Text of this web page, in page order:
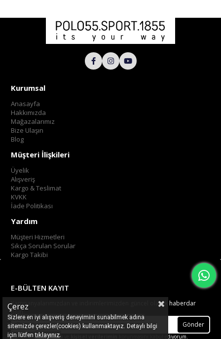
Kurumsal
Anasayfa
Hakkımızda
Mağazalarımız
Bize Ulaşın
Blog
Müşteri İlişkileri
Üyelik
Alışveriş
Kargo & Teslimat
KVKK
İade Politikası
Yardım
Müşteri Hizmetleri
Sıkça Sorulan Sorular
Kargo Takibi
E-BÜLTEN KAYIT
Kampanyalarımızdan ve indirimlerimizden güncel olarak haberdar
olun.
Gönder
Üyelik koşullarını korunmasını kabul ediyorum.
Çerez
Sizlere en iyi alışveriş deneyimini sunabilmek adına
sitemizde çerezler(cookies) kullanmaktayız. Detaylı bilgi
için lütfentıklayınız.